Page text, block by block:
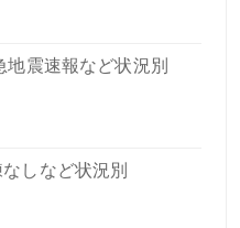
地震速報など状況別
しなど状況別